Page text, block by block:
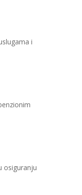
i
osiguranju